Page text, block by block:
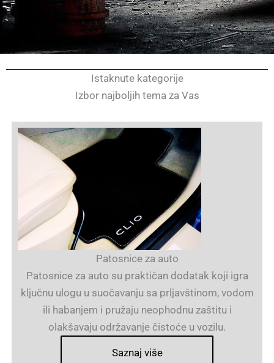
Istaknute kategorije
Izbor najboljih tema za Vas
Patosnice za auto
Patosnice za auto su praktičan dodatak koji igra
ključnu ulogu u suočavanju sa prljavštinom, vodom
ili habanjem i pružaju neophodnu zaštitu i
olakšavaju održavanje čistoće u vozilu.
Saznaj više